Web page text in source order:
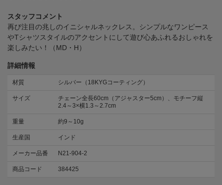
スタッフコメント
再び注目の兆しのイニシャルネックレス。シンプルなワンピース
やTシャツスタイルのアクセントにして遊び心あふれるおしゃれを
楽しみたい！（MD・H）
詳細情報
材質 シルバー（18KYGコーティング）
サイズ
チェーン全長60cm（アジャスター5cm）、モチーフ縦
2.4～3×横1.3～2.7cm
重量 約9～10g
生産国 インド
メーカー品番 N21-904-2
商品コード 384425